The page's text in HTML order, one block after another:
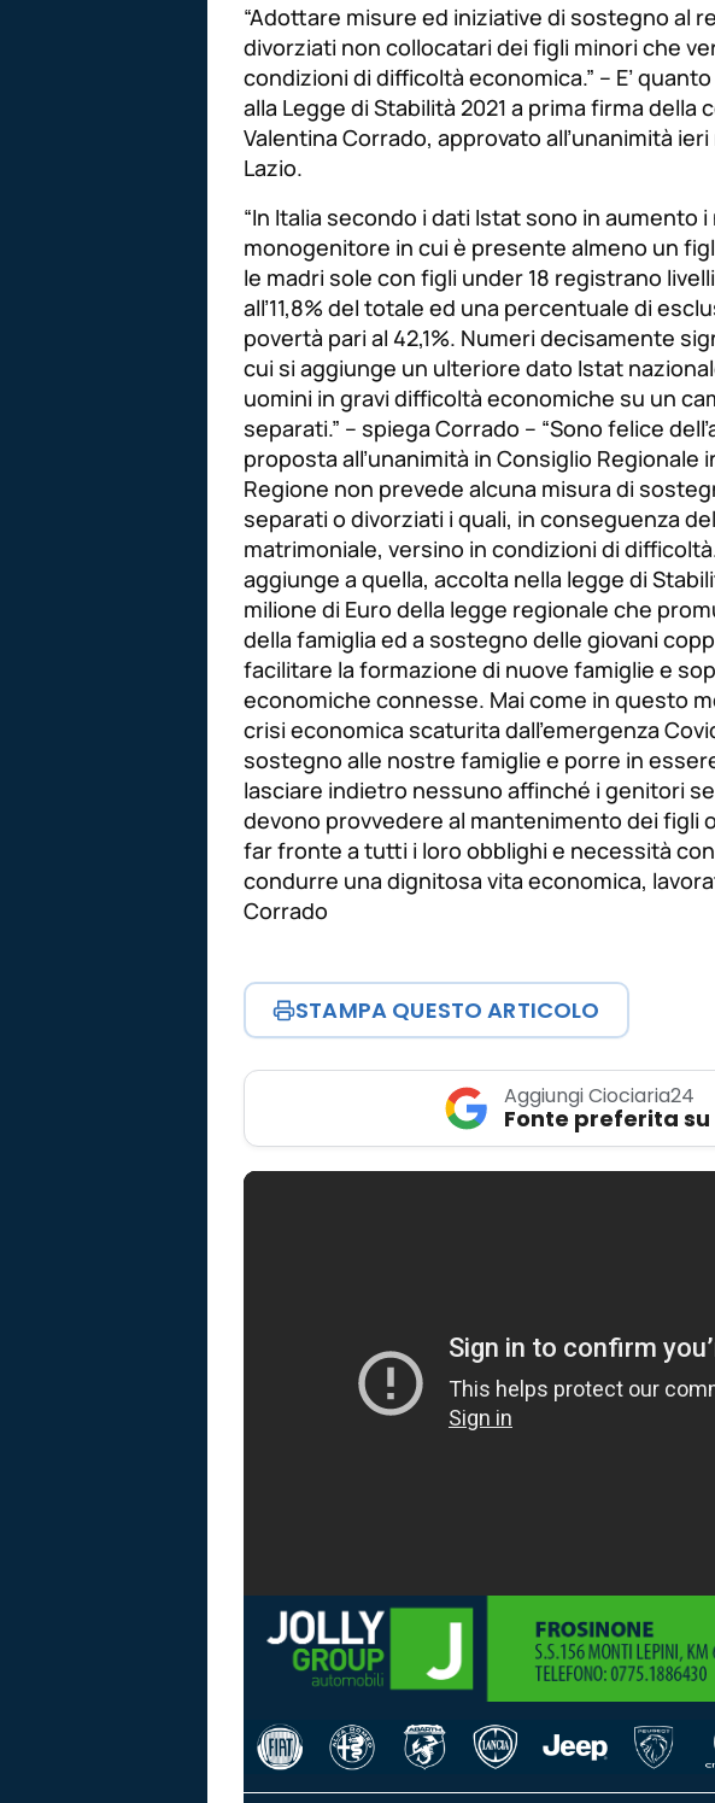
“Adottare misure ed iniziative di sostegno al
divorziati non collocatari dei figli minori che
condizioni di difficoltà economica.” – E’
alla Legge di Stabilità 2021 a prima firma della
Valentina Corrado, approvato all’unanimità
Lazio.
“In Italia secondo i dati Istat sono in aumento
monogenitore in cui è presente almeno un
le madri sole con figli under 18 registrano
all’11,8% del totale ed una percentuale di
povertà pari al 42,1%. Numeri decisamente
cui si aggiunge un ulteriore dato Istat
uomini in gravi difficoltà economiche su un
separati.” – spiega Corrado – “Sono felice
proposta all’unanimità in Consiglio Regionale
Regione non prevede alcuna misura di
separati o divorziati i quali, in conseguenza
matrimoniale, versino in condizioni di
aggiunge a quella, accolta nella legge di
milione di Euro della legge regionale che
della famiglia ed a sostegno delle giovani
facilitare la formazione di nuove famiglie e
economiche connesse. Mai come in questo
crisi economica scaturita dall’emergenza
sostegno alle nostre famiglie e porre in
lasciare indietro nessuno affinché i genitori
devono provvedere al mantenimento dei figli
far fronte a tutti i loro obblighi e necessità
condurre una dignitosa vita economica,
Corrado
STAMPA QUESTO ARTICOLO
Aggiungi Ciociaria24
Fonte preferita su